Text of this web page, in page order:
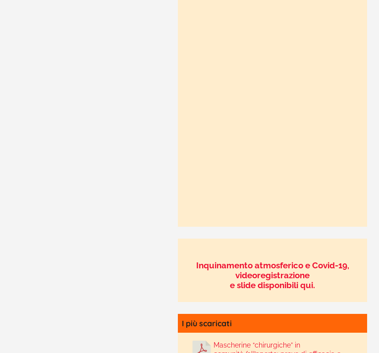
Inquinamento atmosferico e Covid-19,
videoregistrazione
e slide disponibili qui.
I più scaricati
Mascherine “chirurgiche” in